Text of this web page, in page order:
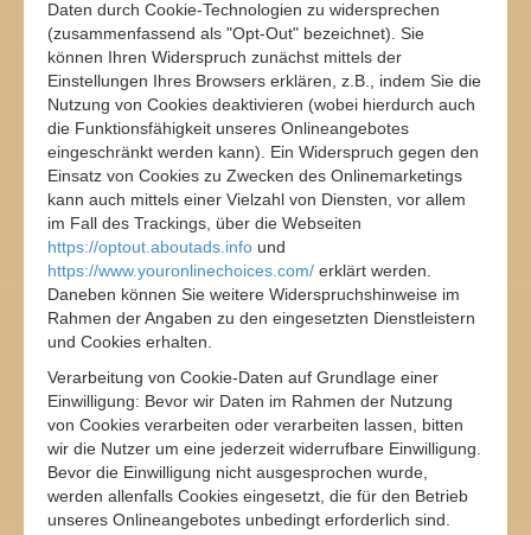
Daten durch Cookie-Technologien zu widersprechen
(zusammenfassend als "Opt-Out" bezeichnet). Sie
können Ihren Widerspruch zunächst mittels der
Einstellungen Ihres Browsers erklären, z.B., indem Sie die
Nutzung von Cookies deaktivieren (wobei hierdurch auch
die Funktionsfähigkeit unseres Onlineangebotes
eingeschränkt werden kann). Ein Widerspruch gegen den
Einsatz von Cookies zu Zwecken des Onlinemarketings
kann auch mittels einer Vielzahl von Diensten, vor allem
im Fall des Trackings, über die Webseiten
https://optout.aboutads.info und
https://www.youronlinechoices.com/ erklärt werden.
Daneben können Sie weitere Widerspruchshinweise im
Rahmen der Angaben zu den eingesetzten Dienstleistern
und Cookies erhalten.
Verarbeitung von Cookie-Daten auf Grundlage einer
Einwilligung: Bevor wir Daten im Rahmen der Nutzung
von Cookies verarbeiten oder verarbeiten lassen, bitten
wir die Nutzer um eine jederzeit widerrufbare Einwilligung.
Bevor die Einwilligung nicht ausgesprochen wurde,
werden allenfalls Cookies eingesetzt, die für den Betrieb
unseres Onlineangebotes unbedingt erforderlich sind.